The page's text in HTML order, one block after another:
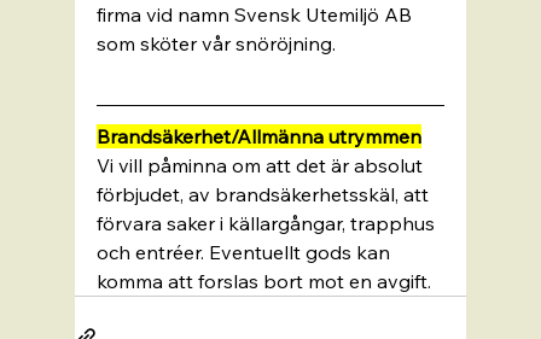
firma vid namn Svensk Utemiljö AB
som sköter vår snöröjning.
Brandsäkerhet/Allmänna utrymmen
Vi vill påminna om att det är absolut
förbjudet, av brandsäkerhetsskäl, att
förvara saker i källargångar, trapphus
och entréer. Eventuellt gods kan
komma att forslas bort mot en avgift.